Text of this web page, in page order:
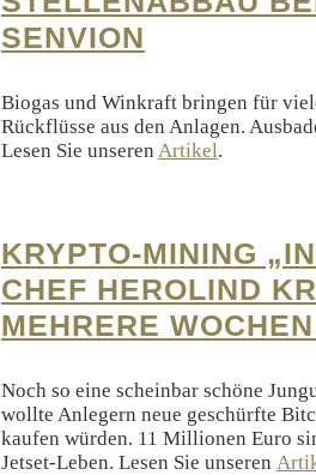
SENVION
Biogas und Winkraft bringen für
Rückflüsse aus den Anlagen.
Lesen Sie unseren Artikel.
KRYPTO-MINING
CHEF HEROLIND
MEHRERE
Noch so eine scheinbar schöne
wollte Anlegern neue geschürfte
kaufen würden. 11 Millionen Euro
Jetset-Leben. Lesen Sie unseren